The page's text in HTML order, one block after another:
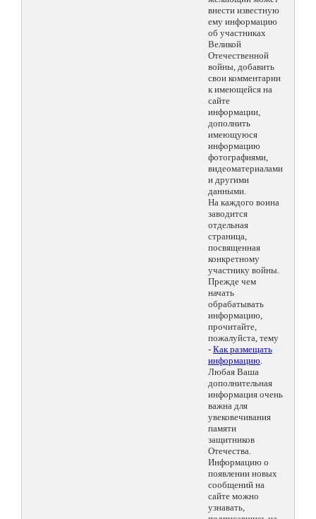
внести известную
ему информацию
об участниках
Великой
Отечественной
войны, добавить
свои комментарии
к имеющейся на
сайте
информации,
дополнить
имеющуюся
информацию
фотографиями,
видеоматериалами
и другими
данными.
На каждого воина
заводится
отдельная
страница,
посвященная
конкретному
участнику войны.
Прежде чем
начать
обрабатывать
информацию,
прочитайте,
пожалуйста, тему
- Как размещать
информацию.
Любая Ваша
дополнительная
информация очень
важна для
увековечивания
памяти
защитников
Отечества.
Информацию о
появлении новых
сообщений на
сайте можно
узнавать,